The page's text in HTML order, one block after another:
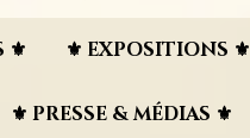
⚜︎ ⚜︎ EXPOSITIONS ⚜︎
⚜︎ PRESSE & MÉDIAS ⚜︎